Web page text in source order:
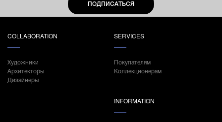
ПОДПИСАТЬСЯ
COLLABORATION
Художники
Архитекторы
Дизайнеры
SERVICES
Покупателям
Коллекционерам
INFORMATION